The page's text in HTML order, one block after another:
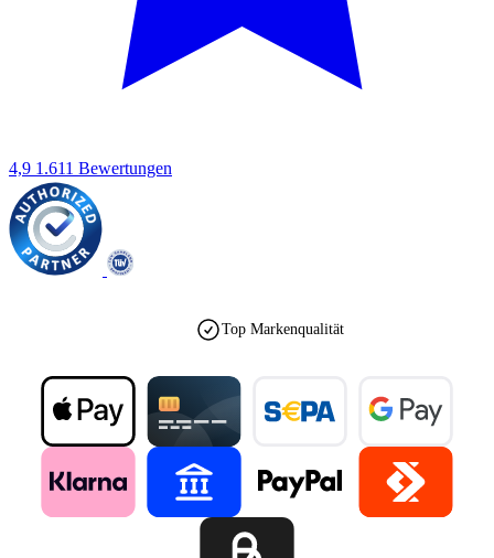
4,9 1.611 Bewertungen
Top Markenqualität